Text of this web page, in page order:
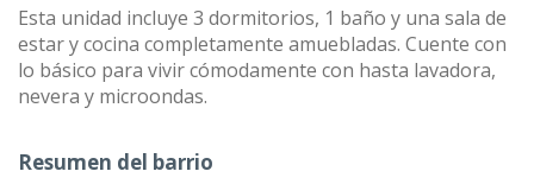
Esta unidad incluye 3 dormitorios, 1 baño y una sala de
estar y cocina completamente amuebladas. Cuente con
lo básico para vivir cómodamente con hasta lavadora,
nevera y microondas.
Resumen del barrio